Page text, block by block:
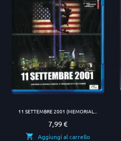
11 SETTEMBRE 2001 (MEMORIAL...
Prezzo
7,99 €
Aggiungi al carrello